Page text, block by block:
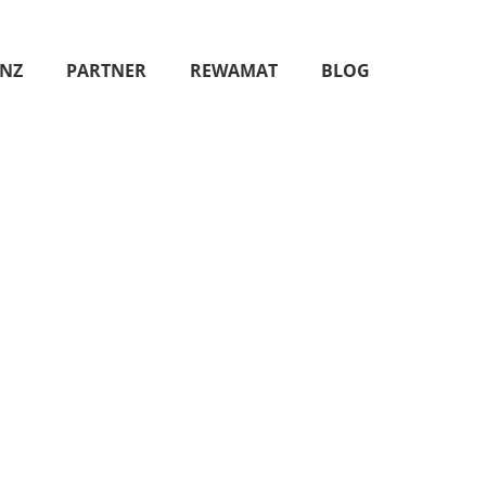
PARTNER REWAMAT BLOG